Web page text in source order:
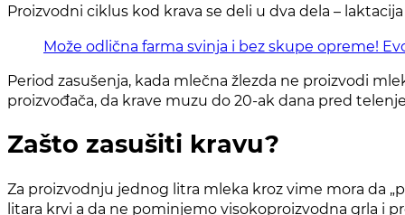
Proizvodni ciklus kod krava se deli u dva dela –
Može odlična farma svinja i bez skupe opreme!
Period zasušenja, kada mlečna žlezda ne proizvodi
proizvođača, da krave muzu do 20-ak dana pred
Zašto zasušiti kravu?
Za proizvodnju jednog litra mleka kroz vime mora da
litara krvi a da ne pominjemo visokoproizvodna grla i